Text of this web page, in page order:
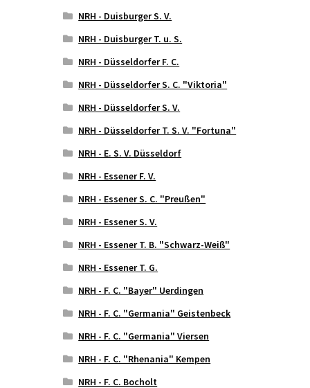
NRH - Duisburger S. V.
NRH - Duisburger T. u. S.
NRH - Düsseldorfer F. C.
NRH - Düsseldorfer S. C. "Viktoria"
NRH - Düsseldorfer S. V.
NRH - Düsseldorfer T. S. V. "Fortuna"
NRH - E. S. V. Düsseldorf
NRH - Essener F. V.
NRH - Essener S. C. "Preußen"
NRH - Essener S. V.
NRH - Essener T. B. "Schwarz-Weiß"
NRH - Essener T. G.
NRH - F. C. "Bayer" Uerdingen
NRH - F. C. "Germania" Geistenbeck
NRH - F. C. "Germania" Viersen
NRH - F. C. "Rhenania" Kempen
NRH - F. C. Bocholt